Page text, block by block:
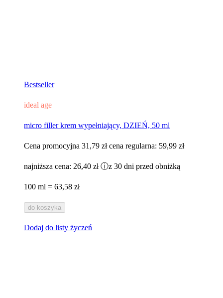
Bestseller
ideal age
micro filler krem wypełniający, DZIEŃ, 50 ml
Cena promocyjna 31,79 zł cena regularna: 59,99 zł
najniższa cena: 26,40 zł ⓘz 30 dni przed obniżką
100 ml = 63,58 zł
do koszyka
Dodaj do listy życzeń